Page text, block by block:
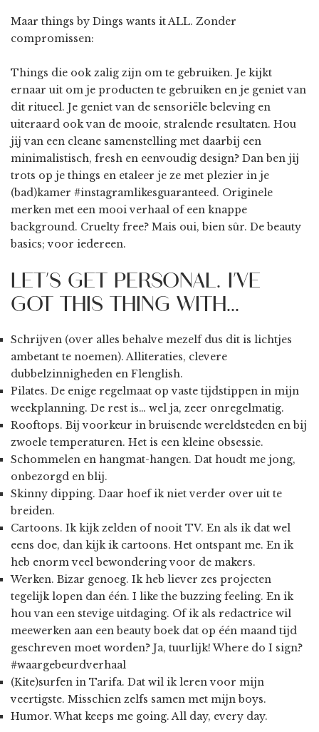
Maar things by Dings wants it ALL. Zonder
compromissen:
Things die ook zalig zijn om te gebruiken. Je kijkt
ernaar uit om je producten te gebruiken en je geniet van
dit ritueel. Je geniet van de sensoriële beleving en
uiteraard ook van de mooie, stralende resultaten. Hou
jij van een cleane samenstelling met daarbij een
minimalistisch, fresh en eenvoudig design? Dan ben jij
trots op je things en etaleer je ze met plezier in je
(bad)kamer #instagramlikesguaranteed. Originele
merken met een mooi verhaal of een knappe
background. Cruelty free? Mais oui, bien sûr. De beauty
basics; voor iedereen.
LET'S GET PERSONAL. I'VE
GOT THIS THING WITH...
Schrijven (over alles behalve mezelf dus dit is lichtjes
ambetant te noemen). Alliteraties, clevere
dubbelzinnigheden en Flenglish.
Pilates. De enige regelmaat op vaste tijdstippen in mijn
weekplanning. De rest is… wel ja, zeer onregelmatig.
Rooftops. Bij voorkeur in bruisende wereldsteden en bij
zwoele temperaturen. Het is een kleine obsessie.
Schommelen en hangmat-hangen. Dat houdt me jong,
onbezorgd en blij.
Skinny dipping. Daar hoef ik niet verder over uit te
breiden.
Cartoons. Ik kijk zelden of nooit TV. En als ik dat wel
eens doe, dan kijk ik cartoons. Het ontspant me. En ik
heb enorm veel bewondering voor de makers.
Werken. Bizar genoeg. Ik heb liever zes projecten
tegelijk lopen dan één. I like the buzzing feeling. En ik
hou van een stevige uitdaging. Of ik als redactrice wil
meewerken aan een beauty boek dat op één maand tijd
geschreven moet worden? Ja, tuurlijk! Where do I sign?
#waargebeurdverhaal
(Kite)surfen in Tarifa. Dat wil ik leren voor mijn
veertigste. Misschien zelfs samen met mijn boys.
Humor. What keeps me going. All day, every day.